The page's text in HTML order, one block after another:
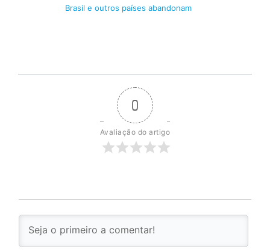
Brasil e outros países abandonam
0
Avaliação do artigo